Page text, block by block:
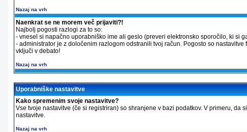
Nazaj na vrh
Naenkrat se ne morem več prijaviti?!
Najbolj pogosti razlogi za to so:
- vnesel si napačno uporabniško ime ali geslo (preveri elektronsko sporočilo, ki si
- administrator je z določenim razlogom odstranili tvoj račun. Pogosto so
vključi v debato!
Nazaj na vrh
Uporabniške nastavitve
Kako spremenim svoje nastavitve?
Vse tvoje nastavitve (če si registriran) so shranjene v bazi podatkov. V primeru,
nastavitve.
Nazaj na vrh